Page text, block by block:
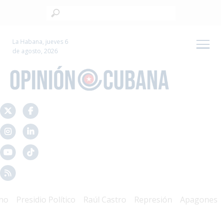
La Habana, jueves 6
de agosto, 2026
Presidio Político Raúl Castro Represión Apagones